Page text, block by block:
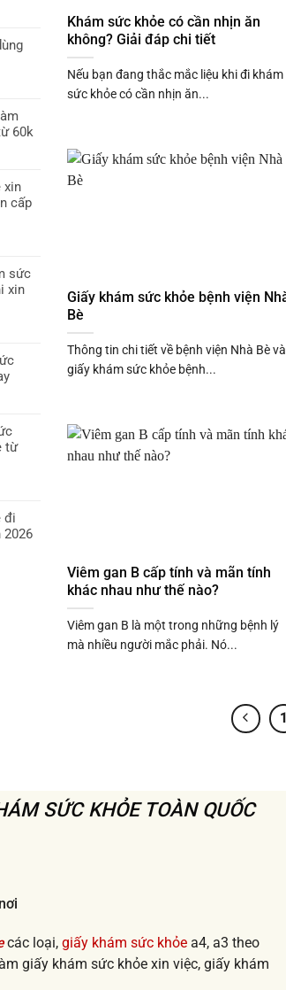
60k
xin
cấp
sức
xin
từ
đi
2026
Khám sức khỏe có cần nhịn ăn
không? Giải đáp chi tiết
Nếu bạn đang thắc mắc liệu khi đi khám
sức khỏe có cần nhịn ăn...
Giấy khám sức khỏe bệnh viện
Bè
Thông tin chi tiết về bệnh viện Nhà Bè và
giấy khám sức khỏe bệnh...
Viêm gan B cấp tính và mãn tính
khác nhau như thế nào?
Viêm gan B là một trong những bệnh lý
mà nhiều người mắc phải. Nó...
1
SỨC KHỎE TOÀN QUỐC
các loại, giấy khám sức khỏe a4, a3 theo
giấy khám sức khỏe xin việc, giấy khám